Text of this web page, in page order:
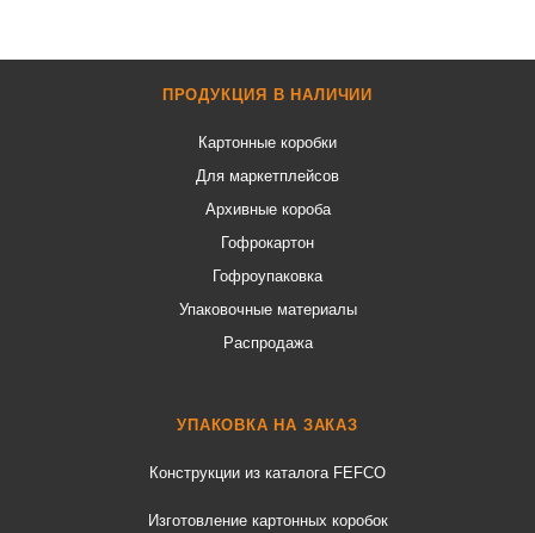
ПРОДУКЦИЯ В НАЛИЧИИ
Картонные коробки
Для маркетплейсов
Архивные короба
Гофрокартон
Гофроупаковка
Упаковочные материалы
Распродажа
УПАКОВКА НА ЗАКАЗ
Конструкции из каталога FEFCO
Изготовление картонных коробок